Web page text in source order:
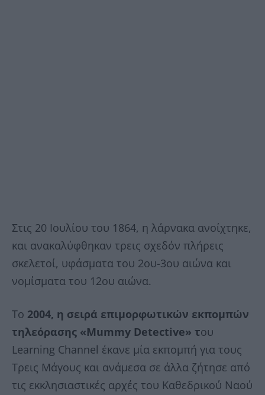
Στις 20 Ιουλίου του 1864, η λάρνακα ανοίχτηκε,
και ανακαλύφθηκαν τρεις σχεδόν πλήρεις
σκελετοί, υφάσματα του 2ου-3ου αιώνα και
νομίσματα του 12ου αιώνα.
Το 2004, η σειρά επιμορφωτικών εκπομπών
τηλεόρασης «Mummy Detective» του
Learning Channel έκανε μία εκπομπή για τους
Τρεις Μάγους και ανάμεσα σε άλλα ζήτησε από
τις εκκλησιαστικές αρχές του Καθεδρικού Ναού